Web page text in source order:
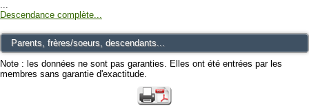
Descendance complète...
Parents, frères/soeurs, descendants...
Note : les données ne sont pas garanties. Elles ont été entrées par les
membres sans garantie d'exactitude.